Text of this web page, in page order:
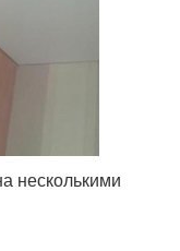
несколькими